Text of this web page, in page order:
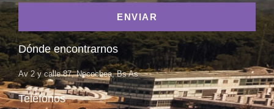
ENVIAR
Dónde encontrarnos
Av 2 y calle 87, Necochea, Bs As
Teléfonos